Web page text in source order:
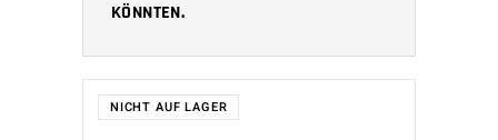
KÖNNTEN.
NICHT AUF LAGER